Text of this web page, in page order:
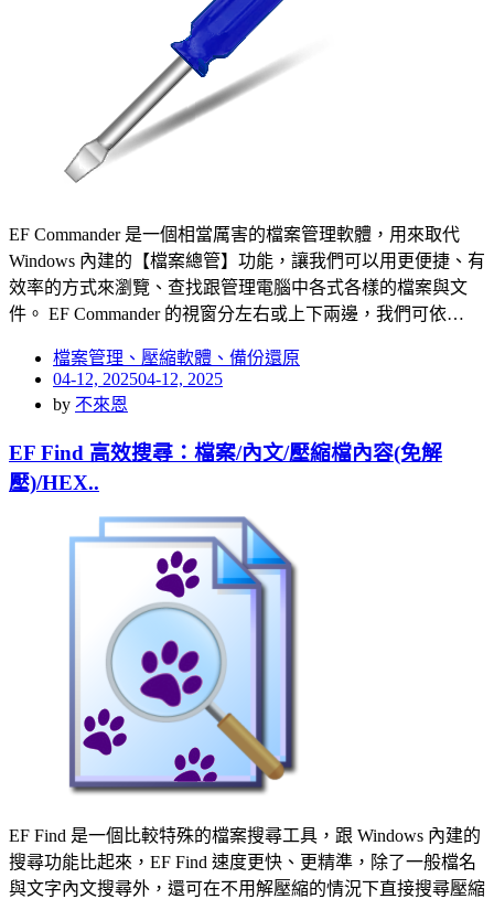
EF Commander 是一個相當厲害的檔案管理軟體，用來取代
Windows 內建的【檔案總管】功能，讓我們可以用更便捷、有
效率的方式來瀏覽、查找跟管理電腦中各式各樣的檔案與文
件。 EF Commander 的視窗分左右或上下兩邊，我們可依…
檔案管理、壓縮軟體、備份還原
Posted
on
04-12, 202504-12, 2025
by 不來恩
EF Find 高效搜尋：檔案/內文/壓縮檔內容(免解
壓)/HEX..
EF Find 是一個比較特殊的檔案搜尋工具，跟 Windows 內建的
搜尋功能比起來，EF Find 速度更快、更精準，除了一般檔名
與文字內文搜尋外，還可在不用解壓縮的情況下直接搜尋壓縮